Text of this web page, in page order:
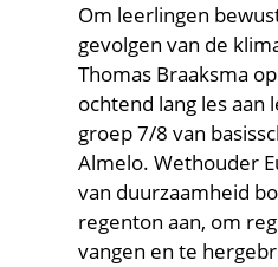
Om leerlingen
gevolgen van de
Thomas Braaksma
ochtend lang les aan
groep 7/8 van
Almelo. Wethouder
van duurzaamheid
regenton aan, om
vangen en te